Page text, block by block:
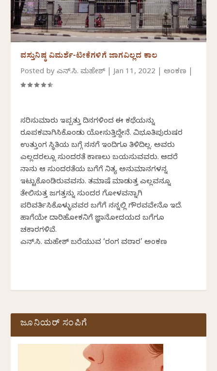
ವಸ್ತುನಿಷ್ಠ ವಿಮರ್ಶೆ-ಟೀಕೆಗಳಿಗೆ ಜಾಗವಿಲ್ಲದ ಕಾಲ
Posted byಎನ್.ಸಿ. ಮಹೇಶ್ |Jan 11, 2022 |ಅಂಕಣ
ಸರಿಸುಮಾರು ಇಪ್ಪತ್ತು ದಿನಗಳಿಂದ ಈ ಕಥೆಯನ್ನು
ರೂಪಕವಾಗಿಸಿಕೊಂಡು ಯೋಚಿಸುತ್ತಿದ್ದೇನೆ. ವಿಭೂತಿಪುರುಷರ
ಉತ್ತುಂಗ ಸ್ಥಿತಿಯ ಬಗ್ಗೆ ನನಗೆ ಇಂದಿಗೂ ತಿಳಿದಿಲ್ಲ. ಅವರು
ಎಲ್ಲದರಲ್ಲೂ ಸುಂದರತೆ ಕಾಣಲು ಬಯಸುವವರು. ಆದರೆ
ನಾನು ಆ ಸುಂದರತೆಯ ಬಗೆಗೆ ನಿತ್ಯ ಅನುಮಾನಗಳನ್ನ
ಇಟ್ಟುಕೊಂಡಿರುವವನು. ತಮಾಷೆ ಮಾಡುತ್ತ ಎಲ್ಲವನ್ನೂ
ತೇಲಿಸುತ್ತ ಜಗತ್ತನ್ನು ಸುಂದರ ಗೋಳವನ್ನಾಗಿ
ಪರಿವರ್ತಿಸಿಕೊಳ್ಳುವವರ ಬಗೆಗೆ ನನ್ನಲ್ಲಿ ಗೌರವವೇನೊ ಇದೆ.
ಹಾಗೆಯೇ ದಾರಿಹೋಕನಿಗೆ ಜ್ಞಾನೋದಯದ ಬಗೆಗೂ
ಚಕಾರಗಳಿವೆ.
ಎನ್.ಸಿ. ಮಹೇಶ್‌ ಬರೆಯುವ ‘ರಂಗ ವಠಾರ’ ಅಂಕಣ
ಜೂನಿಯರ್ ಸಂಪಿಗೆ